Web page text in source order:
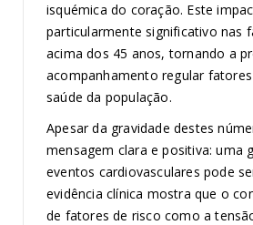
isquémica do coração. Este
particularmente significativo nas
acima dos 45 anos, tornando a
acompanhamento regular
saúde da população.
Apesar da gravidade destes
mensagem clara e positiva: uma
eventos cardiovasculares pode
evidência clínica mostra que o
de fatores de risco como a